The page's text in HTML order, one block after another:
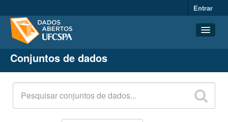
Entrar
Conjuntos de dados
Organizações
Grupos
Sobre
Conjuntos de dados